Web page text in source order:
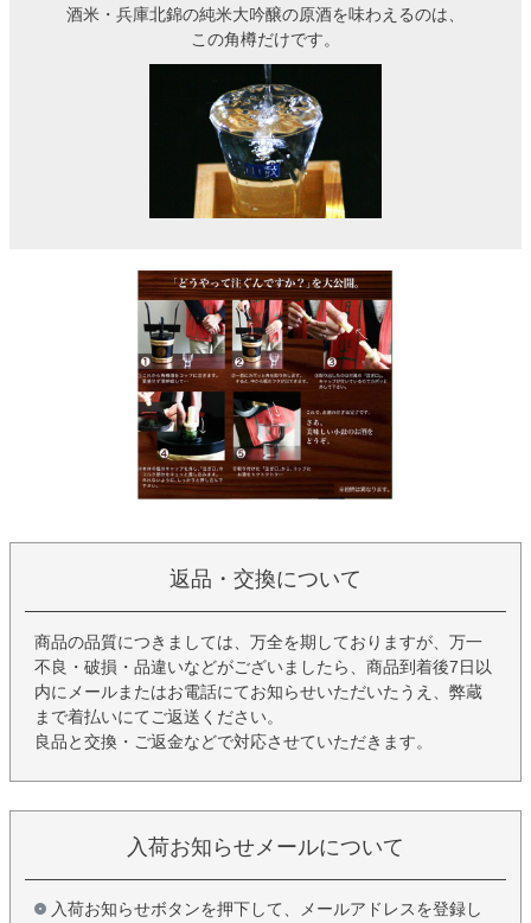
酒米・兵庫北錦の純米大吟醸の原酒を味わえるのは、
この角樽だけです。
返品・交換について
商品の品質につきましては、万全を期しておりますが、万一
不良・破損・品違いなどがございましたら、商品到着後7日以
内にメールまたはお電話にてお知らせいただいたうえ、弊蔵
まで着払いにてご返送ください。
良品と交換・ご返金などで対応させていただきます。
入荷お知らせメールについて
入荷お知らせボタンを押下して、メールアドレスを登録し